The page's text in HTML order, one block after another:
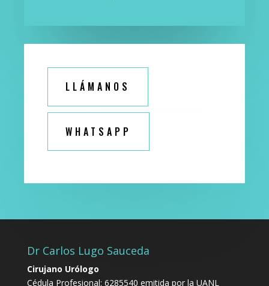
LLÁMANOS
WHATSAPP
Dr Carlos Lugo Sauceda
Cirujano Urólogo
Cédula Profesional: 6285540 emitida por la UANL